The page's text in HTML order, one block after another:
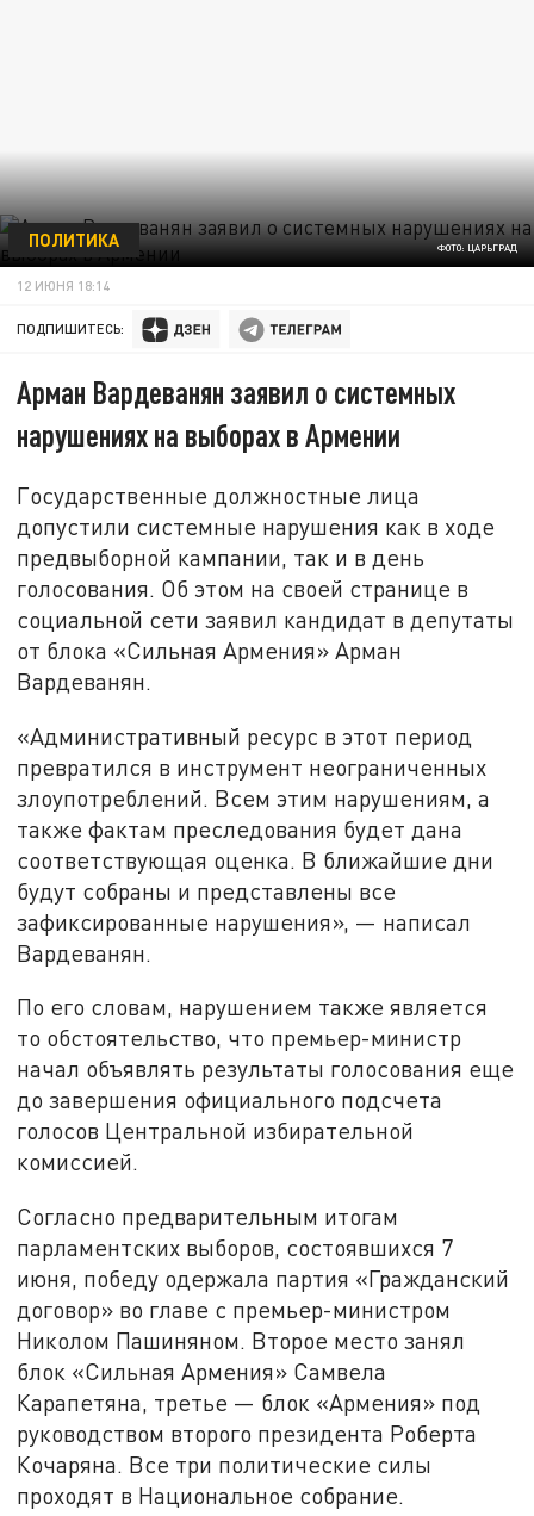
ФОТО: ЦАРЬГРАД
ПОЛИТИКА
12 ИЮНЯ 18:14
ПОДПИШИТЕСЬ:
Арман Вардеванян заявил о системных
нарушениях на выборах в Армении
Государственные должностные лица
допустили системные нарушения как в ходе
предвыборной кампании, так и в день
голосования. Об этом на своей странице в
социальной сети заявил кандидат в депутаты
от блока «Сильная Армения» Арман
Вардеванян.
«Административный ресурс в этот период
превратился в инструмент неограниченных
злоупотреблений. Всем этим нарушениям, а
также фактам преследования будет дана
соответствующая оценка. В ближайшие дни
будут собраны и представлены все
зафиксированные нарушения», — написал
Вардеванян.
По его словам, нарушением также является
то обстоятельство, что премьер-министр
начал объявлять результаты голосования еще
до завершения официального подсчета
голосов Центральной избирательной
комиссией.
Согласно предварительным итогам
парламентских выборов, состоявшихся 7
июня, победу одержала партия «Гражданский
договор» во главе с премьер-министром
Николом Пашиняном. Второе место занял
блок «Сильная Армения» Самвела
Карапетяна, третье — блок «Армения» под
руководством второго президента Роберта
Кочаряна. Все три политические силы
проходят в Национальное собрание.